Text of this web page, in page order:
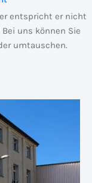
entspricht er nicht
uns können Sie
umtauschen.